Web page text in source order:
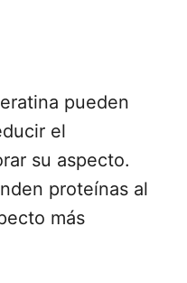
pueden
el
su aspecto.
proteínas al
más